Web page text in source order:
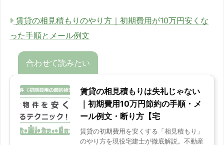
賃貸の相見積もりのやり方｜初期費用が10万円安くな
った手順とメール例文
賃貸の相見積もりは失礼じゃない
｜初期費用10万円節約の手順・メ
ール例文・断り方【宅
賃貸の初期費用を安くする「相見積もり」
のやり方を現役宅建士が徹底解説。不動産